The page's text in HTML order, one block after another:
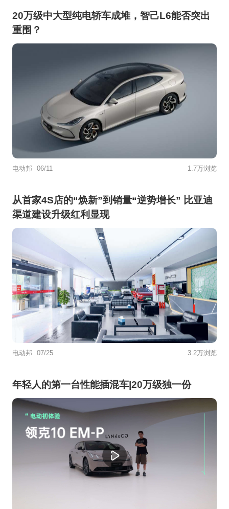
20万级中大型纯电轿车成堆，智己L6能否突出
重围？
电动邦 06/11 1.7万浏览
从首家4S店的“焕新”到销量“逆势增长” 比亚迪
渠道建设升级红利显现
电动邦 07/25 3.2万浏览
年轻人的第一台性能插混车|20万级独一份